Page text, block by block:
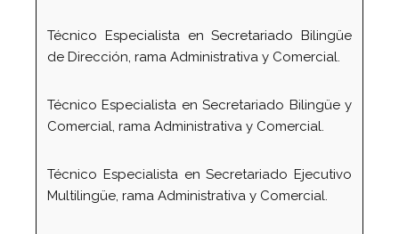
Técnico Especialista en Secretariado Bilingüe
de Dirección, rama Administrativa y Comercial.
Técnico Especialista en Secretariado Bilingüe y
Comercial, rama Administrativa y Comercial.
Técnico Especialista en Secretariado Ejecutivo
Multilingüe, rama Administrativa y Comercial.